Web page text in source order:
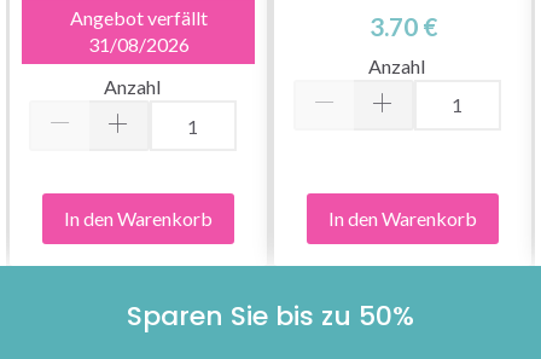
Angebot verfällt
31/08/2026
Anzahl
In den Warenkorb
FARBEN, 2 MM, 100 CM,
3.70 €
Anzahl
In den Warenkorb
Sparen Sie bis zu 50%